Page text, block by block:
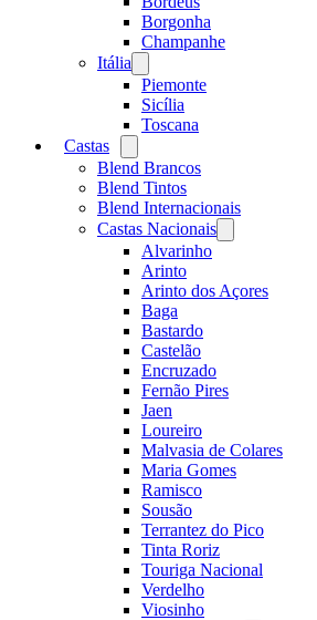
Borgonha
Champanhe
Itália
menu
Piemonte
Sicília
Toscana
Castas
menu
Blend Brancos
Blend Tintos
Blend Internacionais
Castas Nacionais
menu
Alvarinho
Arinto
Arinto dos Açores
Baga
Bastardo
Castelão
Encruzado
Fernão Pires
Jaen
Loureiro
Malvasia de Colares
Maria Gomes
Ramisco
Sousão
Terrantez do Pico
Tinta Roriz
Touriga Nacional
Verdelho
Viosinho